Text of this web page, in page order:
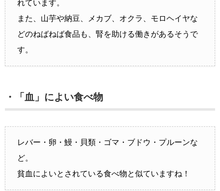
れています。
また、山芋や納豆、メカブ、オクラ、モロヘイヤな
どのねばねば食品も、腎を助ける働きがあるそうで
す。
・「血」によい食べ物
レバー・卵・鰻・貝類・ゴマ・ブドウ・プルーンな
ど。
貧血によいとされている食べ物と似ていますね！